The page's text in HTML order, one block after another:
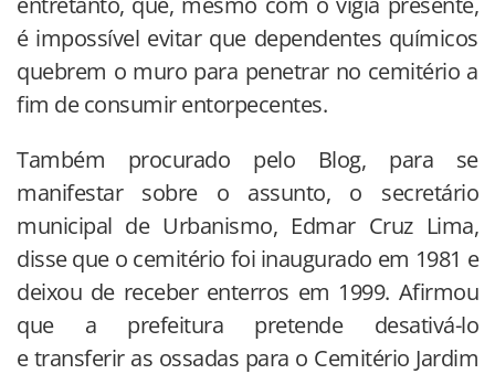
é impossível evitar que dependentes químicos
quebrem o muro para penetrar no cemitério a
fim de consumir entorpecentes.
Também procurado pelo Blog, para se
manifestar sobre o assunto, o secretário
municipal de Urbanismo, Edmar Cruz Lima,
disse que o cemitério foi inaugurado em 1981 e
deixou de receber enterros em 1999. Afirmou
que a prefeitura pretende desativá-lo
e transferir as ossadas para o Cemitério Jardim